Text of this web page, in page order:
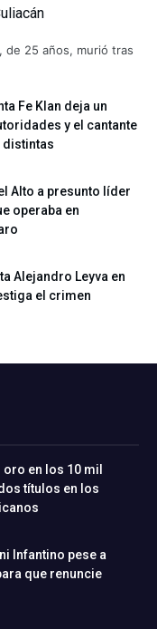
de 25 años, murió tras
Fe Klan deja un
y el cantante
distintas
Alto a presunto líder
operaba en
Alejandro Leyva en
el crimen
oro en los 10 mil
títulos en los
Infantino pese a
que renuncie